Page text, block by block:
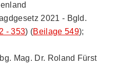
2021 - Bgld.
- 353) (Beilage 549);
Mag. Dr. Roland Fürst